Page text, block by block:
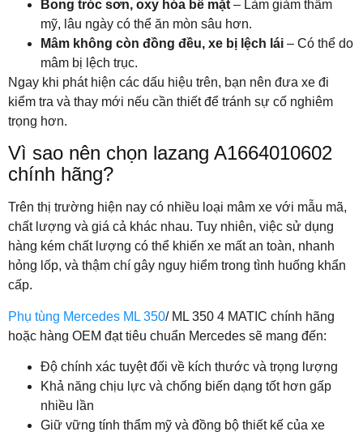
Bong tróc sơn, oxy hóa bề mặt – Làm giảm thẩm
mỹ, lâu ngày có thể ăn mòn sâu hơn.
Mâm không còn đồng đều, xe bị lệch lái – Có thể do
mâm bị lệch trục.
Ngay khi phát hiện các dấu hiệu trên, bạn nên đưa xe đi
kiểm tra và thay mới nếu cần thiết để tránh sự cố nghiêm
trọng hơn.
Vì sao nên chọn lazang A1664010602
chính hãng?
Trên thị trường hiện nay có nhiều loại mâm xe với mẫu mã,
chất lượng và giá cả khác nhau. Tuy nhiên, việc sử dụng
hàng kém chất lượng có thể khiến xe mất an toàn, nhanh
hỏng lốp, và thậm chí gây nguy hiểm trong tình huống khẩn
cấp.
Phụ tùng Mercedes ML 350/ ML 350 4 MATIC chính hãng
hoặc hàng OEM đạt tiêu chuẩn Mercedes sẽ mang đến:
Độ chính xác tuyệt đối về kích thước và trọng lượng
Khả năng chịu lực và chống biến dạng tốt hơn gấp
nhiều lần
Giữ vững tính thẩm mỹ và đồng bộ thiết kế của xe